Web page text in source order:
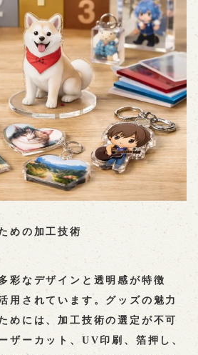
めの加工技術
彩なデザインと透明感が特徴
用されています。グッズの魅力
めには、 加工技術の選定が不可
ザーカット、UV印刷、箔押し、